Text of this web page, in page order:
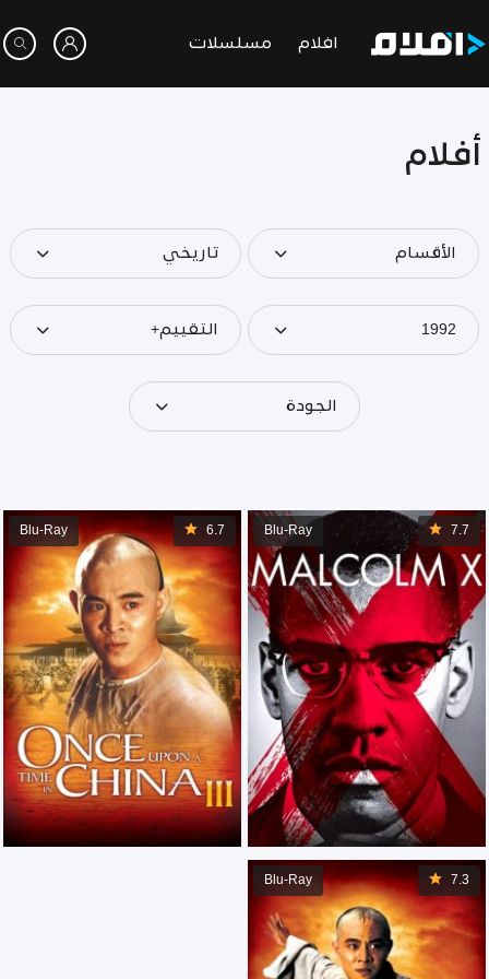
افلام مسلسلات
أفلام
الأقسام تاريخي
1992 التقييم+
الجودة
7.7
Blu-Ray
6.7
Blu-Ray
7.3
Blu-Ray